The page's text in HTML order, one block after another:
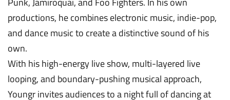
productions, he combines electronic music, indie-pop,
and dance music to create a distinctive sound of his
own.
With his high-energy live show, multi-layered live
looping, and boundary-pushing musical approach,
Youngr invites audiences to a night full of dancing at